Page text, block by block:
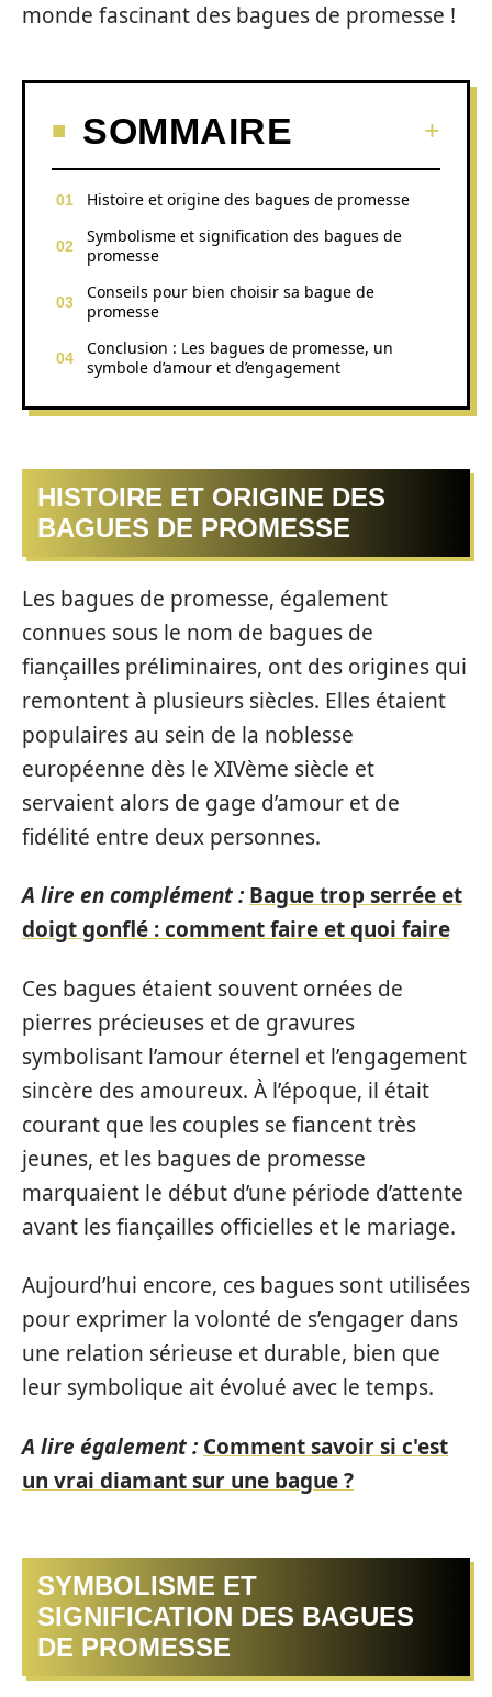
monde fascinant des bagues de promesse !
SOMMAIRE
Histoire et origine des bagues de promesse
Symbolisme et signification des bagues de
promesse
Conseils pour bien choisir sa bague de
promesse
Conclusion : Les bagues de promesse, un
symbole d’amour et d’engagement
HISTOIRE ET ORIGINE DES
BAGUES DE PROMESSE
Les bagues de promesse, également
connues sous le nom de bagues de
fiançailles préliminaires, ont des origines qui
remontent à plusieurs siècles. Elles étaient
populaires au sein de la noblesse
européenne dès le XIVème siècle et
servaient alors de gage d’amour et de
fidélité entre deux personnes.
A lire en complément : Bague trop serrée et
doigt gonflé : comment faire et quoi faire
Ces bagues étaient souvent ornées de
pierres précieuses et de gravures
symbolisant l’amour éternel et l’engagement
sincère des amoureux. À l’époque, il était
courant que les couples se fiancent très
jeunes, et les bagues de promesse
marquaient le début d’une période d’attente
avant les fiançailles officielles et le mariage.
Aujourd’hui encore, ces bagues sont utilisées
pour exprimer la volonté de s’engager dans
une relation sérieuse et durable, bien que
leur symbolique ait évolué avec le temps.
A lire également : Comment savoir si c'est
un vrai diamant sur une bague ?
SYMBOLISME ET
SIGNIFICATION DES BAGUES
DE PROMESSE